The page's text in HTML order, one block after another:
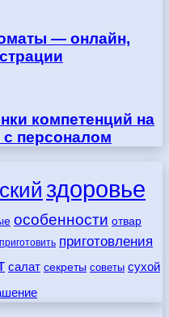
— онлайн,
компетенций на
с персоналом
здоровье
особенности отвар
приготовить приготовления
салат секреты советы сухой